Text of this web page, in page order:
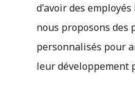
d'avoir des
nous proposons des
personnalisés pour
leur développement